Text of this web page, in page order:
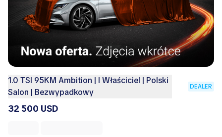
1.0 TSI 95KM Ambition | I Właściciel | Polski
Salon | Bezwypadkowy
DEALER
32 500 USD